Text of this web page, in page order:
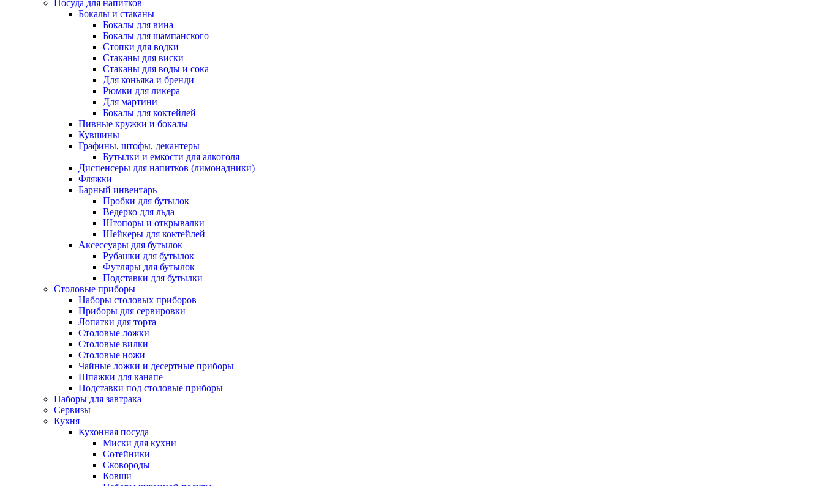
Посуда для напитков
Бокалы и стаканы
Бокалы для вина
Бокалы для шампанского
Стопки для водки
Стаканы для виски
Стаканы для воды и сока
Для коньяка и бренди
Рюмки для ликера
Для мартини
Бокалы для коктейлей
Пивные кружки и бокалы
Кувшины
Графины, штофы, декантеры
Бутылки и емкости для алкоголя
Диспенсеры для напитков (лимонадники)
Фляжки
Барный инвентарь
Пробки для бутылок
Ведерко для льда
Штопоры и открывалки
Шейкеры для коктейлей
Аксессуары для бутылок
Рубашки для бутылок
Футляры для бутылок
Подставки для бутылки
Столовые приборы
Наборы столовых приборов
Приборы для сервировки
Лопатки для торта
Столовые ложки
Столовые вилки
Столовые ножи
Чайные ложки и десертные приборы
Шпажки для канапе
Подставки под столовые приборы
Наборы для завтрака
Сервизы
Кухня
Кухонная посуда
Миски для кухни
Сотейники
Сковороды
Ковши